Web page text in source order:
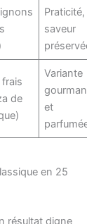
Praticité,
saveur
préservée
de
Variante
gourmande
et
parfumée
en 25
résultat digne